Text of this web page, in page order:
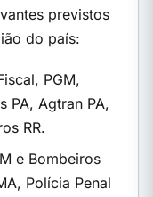
previstos
do país:
PGM,
PA, Agtran PA,
RR.
e Bombeiros
Polícia Penal